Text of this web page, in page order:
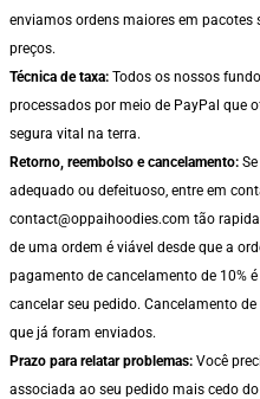
enviamos ordens maiores em
preços.
Técnica de taxa: Todos os nossos
processados por meio de PayPal que
segura vital na terra.
Retorno, reembolso e cancelamento:
adequado ou defeituoso, entre em
contact@oppaihoodies.com tão
de uma ordem é viável desde que a
pagamento de cancelamento de 10%
cancelar seu pedido. Cancelamento
que já foram enviados.
Prazo para relatar problemas: Você
associada ao seu pedido mais cedo